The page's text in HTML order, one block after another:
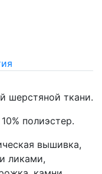
шерстяной ткани.
полиэстер.
вышивка,
ликами,